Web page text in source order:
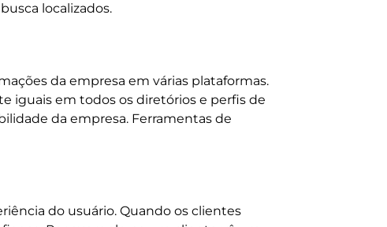
localizados.
da empresa em várias plataformas.
iguais em todos os diretórios e perfis de
da empresa. Ferramentas de
do usuário. Quando os clientes